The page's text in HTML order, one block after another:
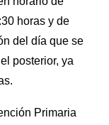
horas y de
del día que se
posterior, ya
Primaria